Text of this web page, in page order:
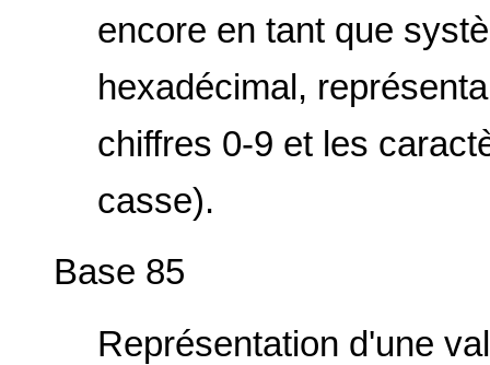
encore en tant que
hexadécimal,
chiffres 0-9 et les
casse).
Base 85
Représentation d'une